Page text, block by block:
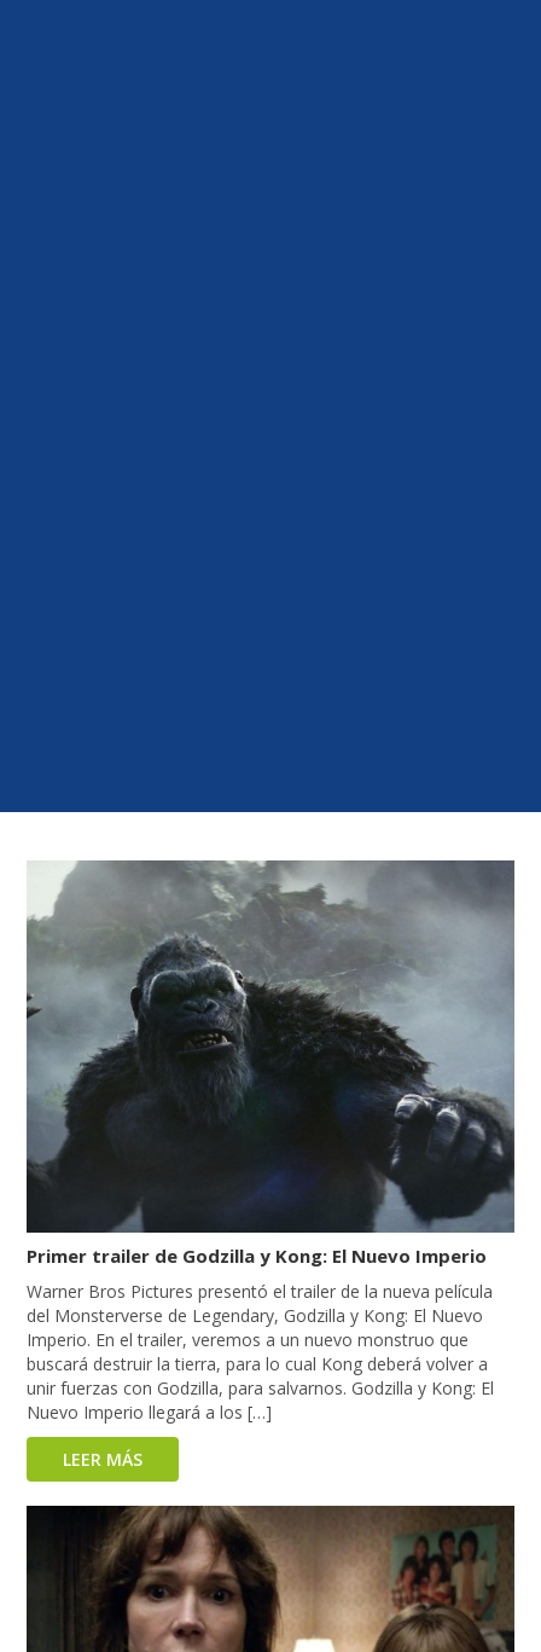
Primer trailer de Godzilla y Kong: El Nuevo Imperio
Warner Bros Pictures presentó el trailer de la nueva película
del Monsterverse de Legendary, Godzilla y Kong: El Nuevo
Imperio. En el trailer, veremos a un nuevo monstruo que
buscará destruir la tierra, para lo cual Kong deberá volver a
unir fuerzas con Godzilla, para salvarnos. Godzilla y Kong: El
Nuevo Imperio llegará a los […]
LEER MÁS